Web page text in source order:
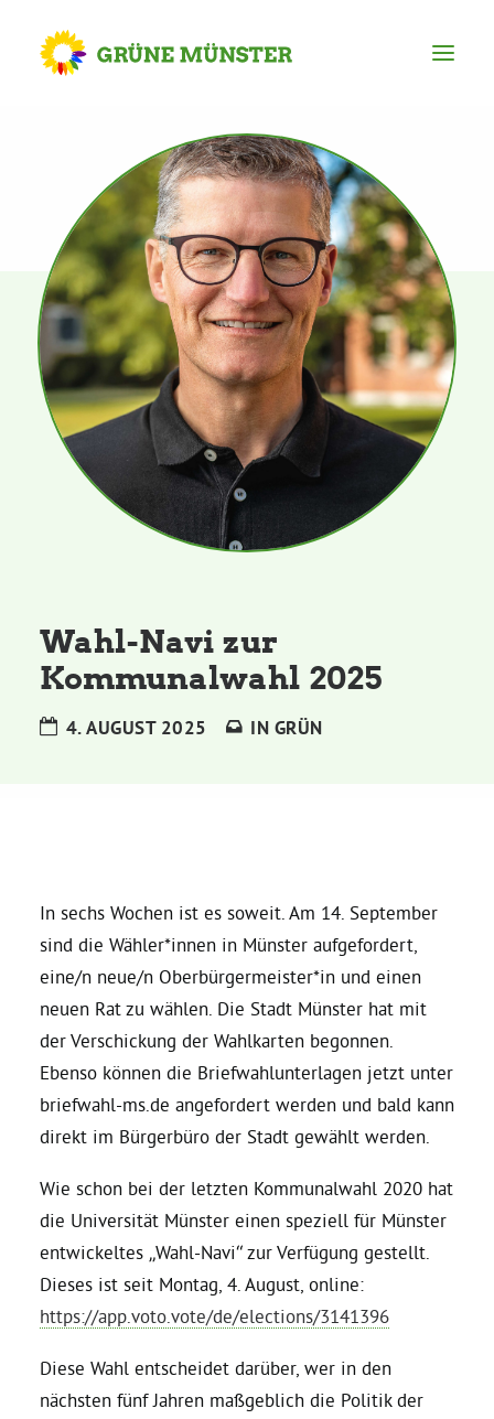
Partei
Kreisvorstand
Kreisgeschäftsstelle
Mitgliederversammlung
Ortsverbände
Kommissionen
Grünes Zentrum
Robin Korte, MdL
Daniel Freund, MdEP
Delegierte
Grüne im Rathaus
Ratsfraktion
Ratsmitglieder 2025 – 2030
Ratsanträge
Wahl-Navi zur
Kommunalwahl 2025
4. AUGUST 2025 IN GRÜN
In sechs Wochen ist es soweit. Am 14. September
sind die Wähler*innen in Münster aufgefordert,
eine/n neue/n Oberbürgermeister*in und einen
neuen Rat zu wählen. Die Stadt Münster hat mit
der Verschickung der Wahlkarten begonnen.
Ebenso können die Briefwahlunterlagen jetzt unter
briefwahl-ms.de angefordert werden und bald kann
direkt im Bürgerbüro der Stadt gewählt werden.
Wie schon bei der letzten Kommunalwahl 2020 hat
die Universität Münster einen speziell für Münster
entwickeltes „Wahl-Navi“ zur Verfügung gestellt.
Dieses ist seit Montag, 4. August, online:
https://app.voto.vote/de/elections/3141396
Diese Wahl entscheidet darüber, wer in den
nächsten fünf Jahren maßgeblich die Politik der